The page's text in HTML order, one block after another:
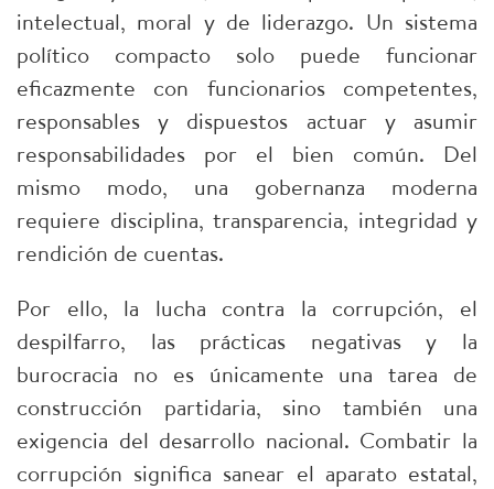
intelectual, moral y de liderazgo. Un sistema
político compacto solo puede funcionar
eficazmente con funcionarios competentes,
responsables y dispuestos actuar y asumir
responsabilidades por el bien común. Del
mismo modo, una gobernanza moderna
requiere disciplina, transparencia, integridad y
rendición de cuentas.
Por ello, la lucha contra la corrupción, el
despilfarro, las prácticas negativas y la
burocracia no es únicamente una tarea de
construcción partidaria, sino también una
exigencia del desarrollo nacional. Combatir la
corrupción significa sanear el aparato estatal,